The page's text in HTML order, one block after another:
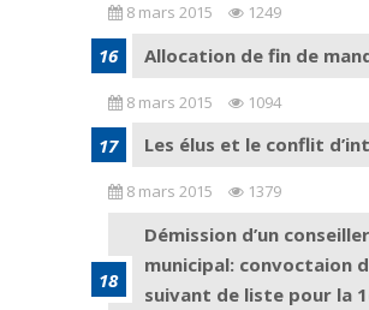
8 mars 2015 1249
Allocation de fin de
8 mars 2015 1094
Les élus et le conflit
8 mars 2015 1379
Démission d’un conseiller
municipal: convoctaion
suivant de liste pour la